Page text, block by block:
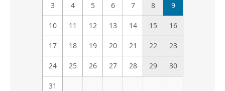
3 4 5 6 7 8 9
10 11 12 13 14 15 16
17 18 19 20 21 22 23
24 25 26 27 28 29 30
31